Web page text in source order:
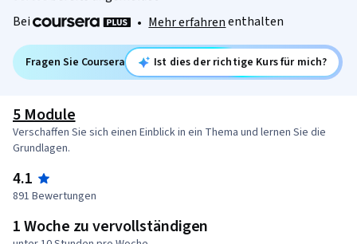
Bei
• Mehr erfahrenenthalten
Fragen Sie Coursera Ist dies der richtige Kurs für mich?
5 Module
Verschaffen Sie sich einen Einblick in ein Thema und lernen Sie die
Grundlagen.
4.1
891 Bewertungen
1 Woche zu vervollständigen